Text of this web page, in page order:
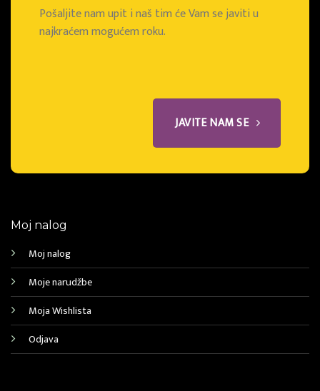
Pošaljite nam upit i naš tim će Vam se javiti u
najkraćem mogućem roku.
JAVITE NAM SE
Moj nalog
Moj nalog
Moje narudžbe
Moja Wishlista
Odjava